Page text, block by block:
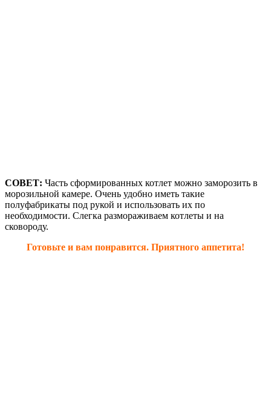
СОВЕТ: Часть сформированных котлет можно заморозить в
морозильной камере. Очень удобно иметь такие
полуфабрикаты под рукой и использовать их по
необходимости. Слегка размораживаем котлеты и на
сковороду.
Готовьте и вам понравится. Приятного аппетита!